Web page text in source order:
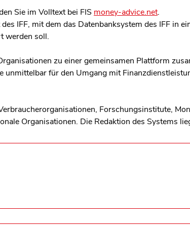
Sie im Volltext bei FIS money-advice.net.
IFF, mit dem das Datenbanksystem des IFF in
werden soll.
zu einer gemeinsamen Plattform
für den Umgang mit
Forschungsinstitute,
Organisationen. Die Redaktion des Systems